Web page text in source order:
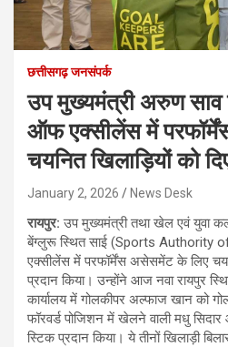
छत्तीसगढ़ जनसंपर्क
उप मुख्यमंत्री अरुण
ऑफ एक्सीलेंस में
चयनित खिलाड़ियों को
January 2, 2026 News Desk
रायपुर:उप मुख्यमंत्री तथा खेल एवं युवा
बेंग्लुरू स्थित साई (Sports
एक्सीलेंस में परफॉर्मेंस असेसमेंट के लिए
प्रदान किया। उन्होंने आज नवा रायपुर
कार्यालय में गोलकीपर अल्फाज खान को
फॉरवर्ड पोजिशन में खेलने वाली मधु सिदार
स्टिक प्रदान किया। ये तीनों खिलाड़ी